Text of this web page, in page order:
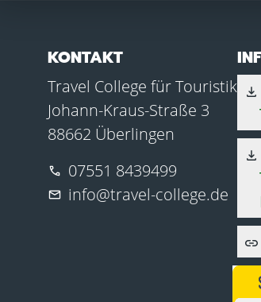
KONTAKT
Travel College für Touristik
Johann-Kraus-Straße 3
88662 Überlingen
phone 07551 8439499
mail info@travel-college.de
download
download
link